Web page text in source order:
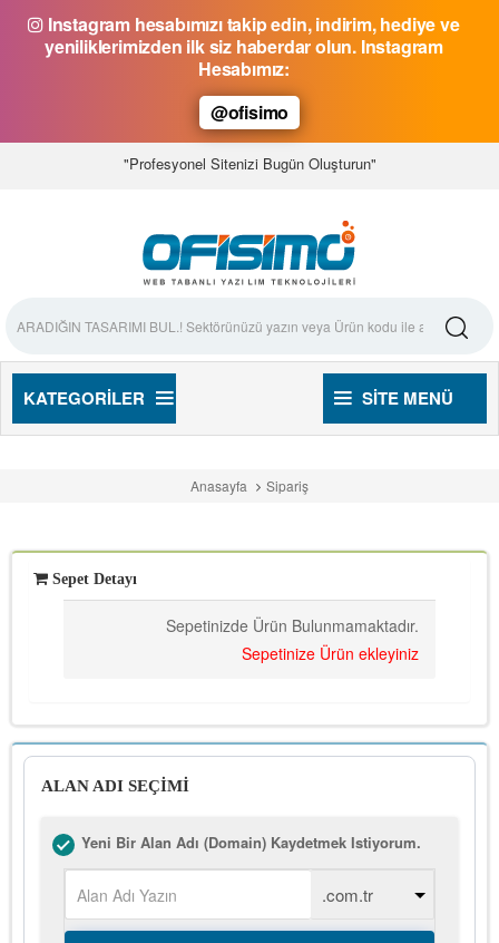
Instagram hesabımızı takip edin, indirim, hediye ve
yeniliklerimizden ilk siz haberdar olun. Instagram
Hesabımız:
@ofisimo
"Profesyonel Sitenizi Bugün Oluşturun"
KATEGORILER SITE MENÜ
Anasayfa Sipariş
Sepet Detayı
Sepetinizde Ürün Bulunmamaktadır.
Sepetinize Ürün ekleyiniz
ALAN ADI SEÇİMİ
Yeni Bir Alan Adı (Domain) Kaydetmek Istiyorum.